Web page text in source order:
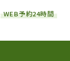
WEB予約24時間